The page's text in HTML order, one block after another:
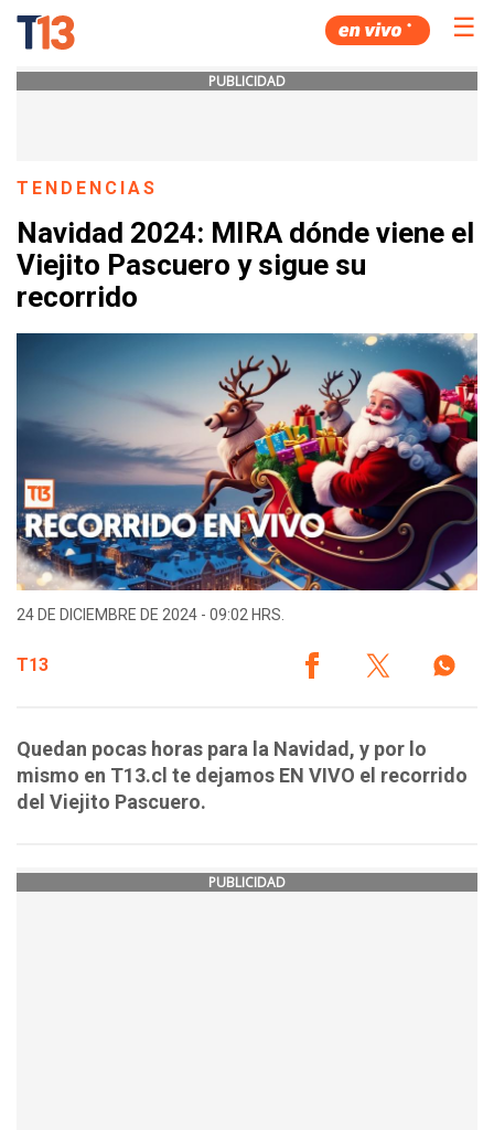
☰
PUBLICIDAD
TENDENCIAS
Navidad 2024: MIRA dónde viene el
Viejito Pascuero y sigue su
recorrido
24 DE DICIEMBRE DE 2024 - 09:02 HRS.
T13
Quedan pocas horas para la Navidad, y por lo
mismo en T13.cl te dejamos EN VIVO el recorrido
del Viejito Pascuero.
PUBLICIDAD